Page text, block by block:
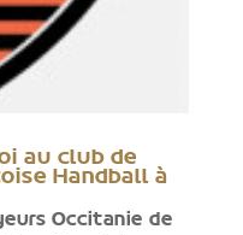
au club de
Handball à
Occitanie de